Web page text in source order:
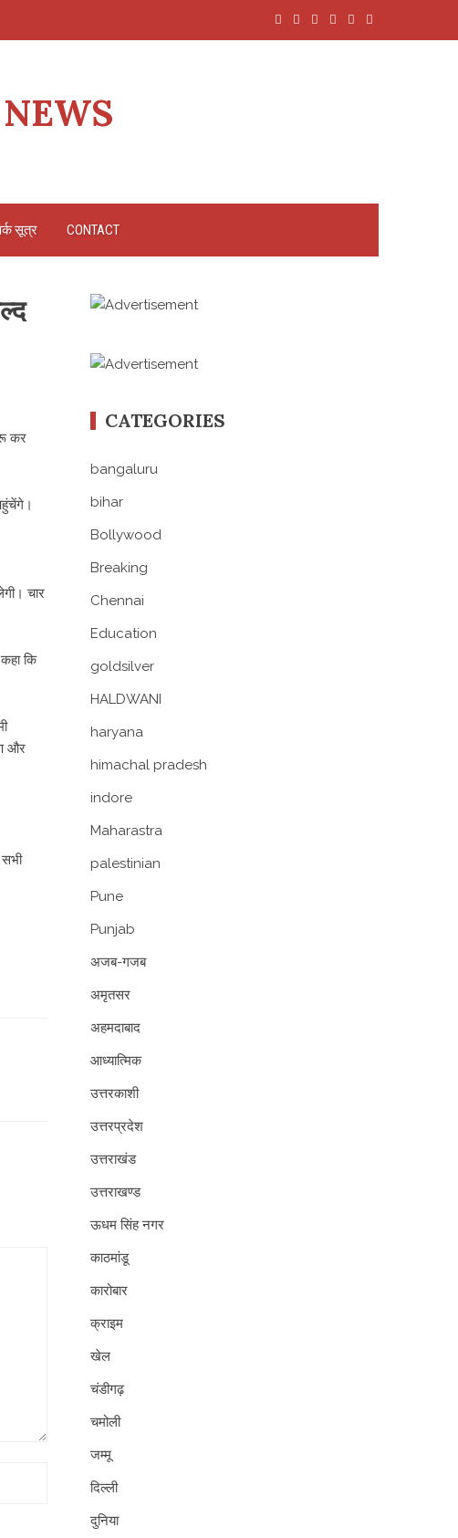
सूत्र CONTACT
कर
चार
कि
और
CATEGORIES
bangaluru
bihar
Bollywood
Breaking
Chennai
Education
goldsilver
HALDWANI
haryana
himachal pradesh
indore
Maharastra
palestinian
Pune
Punjab
अजब-गजब
अमृतसर
अहमदाबाद
आध्यात्मिक
उत्तरकाशी
उत्तरप्रदेश
उत्तराखंड
उत्तराखण्ड
ऊधम सिंह नगर
काठमांडू
कारोबार
क्राइम
खेल
चंडीगढ़
चमोली
जम्मू
दिल्ली
दुनिया